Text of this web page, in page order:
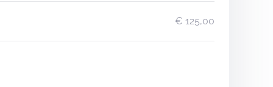
€ 125,00